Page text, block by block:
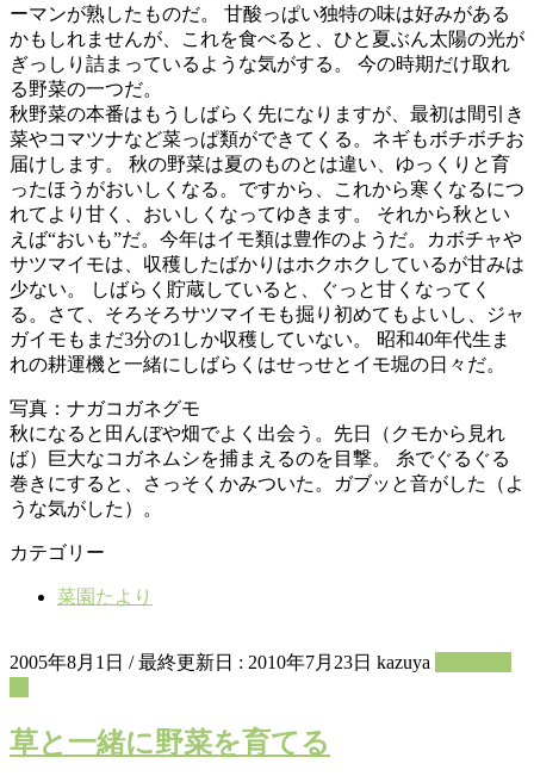
ーマンが熟したものだ。 甘酸っぱい独特の味は好みがある
かもしれませんが、これを食べると、ひと夏ぶん太陽の光が
ぎっしり詰まっているような気がする。 今の時期だけ取れ
る野菜の一つだ。
秋野菜の本番はもうしばらく先になりますが、最初は間引き
菜やコマツナなど菜っぱ類ができてくる。ネギもボチボチお
届けします。 秋の野菜は夏のものとは違い、ゆっくりと育
ったほうがおいしくなる。ですから、これから寒くなるにつ
れてより甘く、おいしくなってゆきます。 それから秋とい
えば“おいも”だ。今年はイモ類は豊作のようだ。カボチャや
サツマイモは、収穫したばかりはホクホクしているが甘みは
少ない。 しばらく貯蔵していると、ぐっと甘くなってく
る。さて、そろそろサツマイモも掘り初めてもよいし、ジャ
ガイモもまだ3分の1しか収穫していない。 昭和40年代生ま
れの耕運機と一緒にしばらくはせっせとイモ堀の日々だ。
写真：ナガコガネグモ
秋になると田んぼや畑でよく出会う。先日（クモから見れ
ば）巨大なコガネムシを捕まえるのを目撃。 糸でぐるぐる
巻きにすると、さっそくかみついた。ガブッと音がした（よ
うな気がした）。
カテゴリー
菜園たより
2005年8月1日 / 最終更新日 : 2010年7月23日 kazuya
草と一緒に野菜を育てる